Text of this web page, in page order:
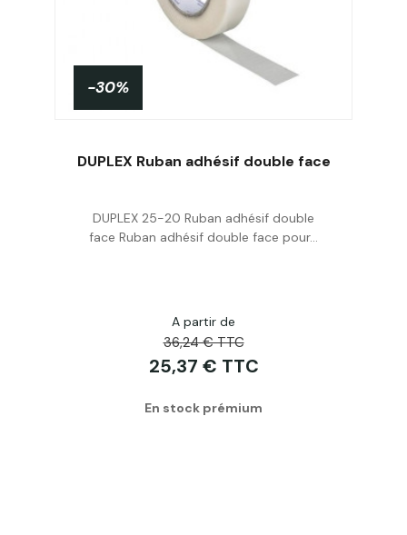
Personnaliser
-30%
DUPLEX Ruban adhésif double face
DUPLEX 25-20 Ruban adhésif double
face Ruban adhésif double face pour...
A partir de
36,24 € TTC
25,37 € TTC
En stock prémium